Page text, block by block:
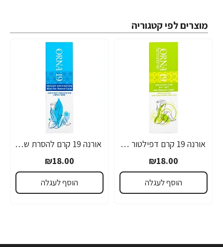
מוצרים לפי קטגוריה
אורנה 19 קרם דפילטור לעור רגיש 80 גרם
₪18.00
הוסף לעגלה
אורנה 19 קרם להסרת שיער לקו הביקיני 90 מ"ל
₪18.00
הוסף לעגלה